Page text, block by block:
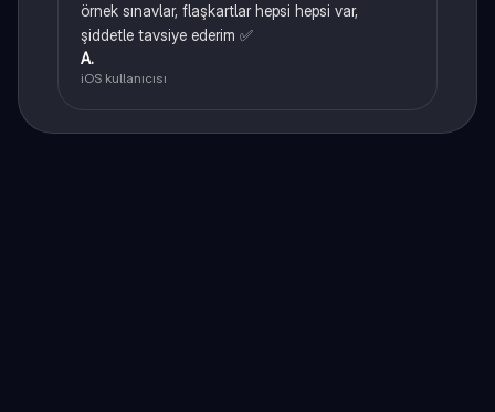
örnek sınavlar, flaşkartlar hepsi hepsi var,
şiddetle tavsiye ederim ✅
A.
iOS kullanıcısı